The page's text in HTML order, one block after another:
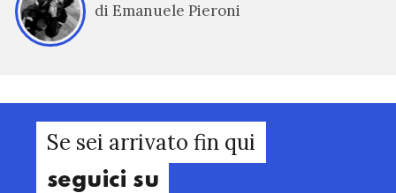
di Emanuele Pieroni
Se sei arrivato fin qui
seguici su